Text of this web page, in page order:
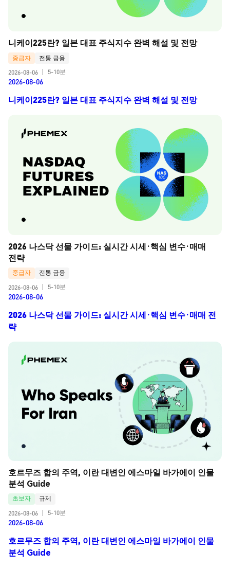
니케이225란? 일본 대표 주식지수 완벽 해설 및 전망
중급자
전통 금융
2026-08-06
5-10분
2026-08-06
니케이225란? 일본 대표 주식지수 완벽 해설 및 전망
2026 나스닥 선물 가이드: 실시간 시세·핵심 변수·매매
전략
중급자
전통 금융
2026-08-06
5-10분
2026-08-06
2026 나스닥 선물 가이드: 실시간 시세·핵심 변수·매매 전
략
호르무즈 합의 주역, 이란 대변인 에스마일 바가에이 인물
분석 Guide
초보자
규제
2026-08-06
5-10분
2026-08-06
호르무즈 합의 주역, 이란 대변인 에스마일 바가에이 인물
분석 Guide